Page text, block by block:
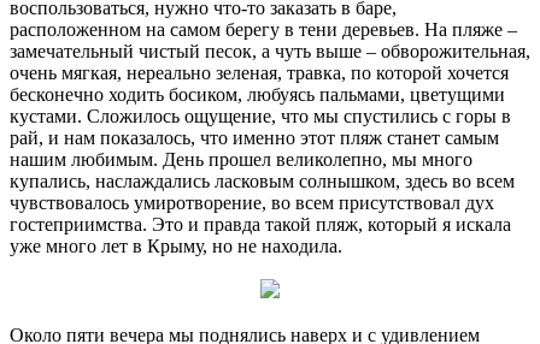
воспользоваться, нужно что-то заказать в баре,
расположенном на самом берегу в тени деревьев. На пляже –
замечательный чистый песок, а чуть выше – обворожительная,
очень мягкая, нереально зеленая, травка, по которой хочется
бесконечно ходить босиком, любуясь пальмами, цветущими
кустами. Сложилось ощущение, что мы спустились с горы в
рай, и нам показалось, что именно этот пляж станет самым
нашим любимым. День прошел великолепно, мы много
купались, наслаждались ласковым солнышком, здесь во всем
чувствовалось умиротворение, во всем присутствовал дух
гостеприимства. Это и правда такой пляж, который я искала
уже много лет в Крыму, но не находила.
Около пяти вечера мы поднялись наверх и с удивлением